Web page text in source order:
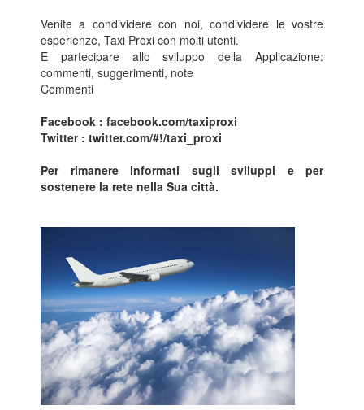
Venite a condividere con noi, condividere le vostre
esperienze, Taxi Proxi con molti utenti.
E partecipare allo sviluppo della Applicazione:
commenti, suggerimenti, note
Commenti
Facebook : facebook.com/taxiproxi
Twitter : twitter.com/#!/taxi_proxi
Per rimanere informati sugli sviluppi e per
sostenere la rete nella Sua città.